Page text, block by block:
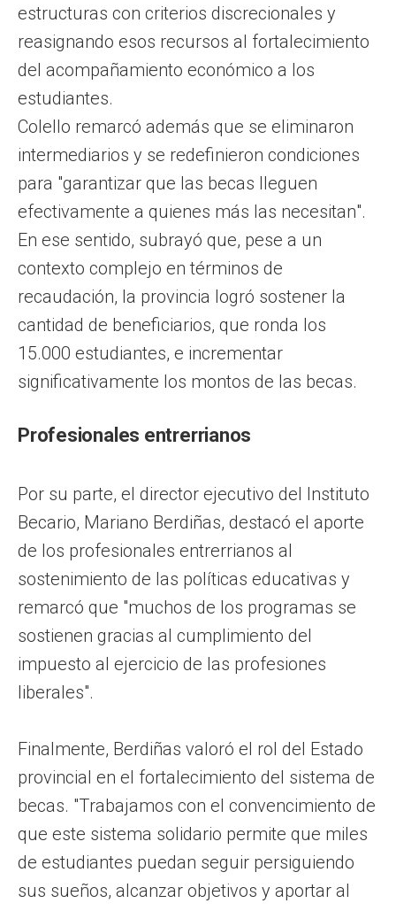
estructuras con criterios discrecionales y
reasignando esos recursos al fortalecimiento
del acompañamiento económico a los
estudiantes.
Colello remarcó además que se eliminaron
intermediarios y se redefinieron condiciones
para "garantizar que las becas lleguen
efectivamente a quienes más las necesitan".
En ese sentido, subrayó que, pese a un
contexto complejo en términos de
recaudación, la provincia logró sostener la
cantidad de beneficiarios, que ronda los
15.000 estudiantes, e incrementar
significativamente los montos de las becas.
Profesionales entrerrianos
Por su parte, el director ejecutivo del Instituto
Becario, Mariano Berdiñas, destacó el aporte
de los profesionales entrerrianos al
sostenimiento de las políticas educativas y
remarcó que "muchos de los programas se
sostienen gracias al cumplimiento del
impuesto al ejercicio de las profesiones
liberales".
Finalmente, Berdiñas valoró el rol del Estado
provincial en el fortalecimiento del sistema de
becas. "Trabajamos con el convencimiento de
que este sistema solidario permite que miles
de estudiantes puedan seguir persiguiendo
sus sueños, alcanzar objetivos y aportar al